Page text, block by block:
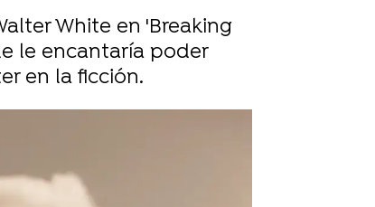
White en 'Breaking
le encantaría poder
en la ficción.